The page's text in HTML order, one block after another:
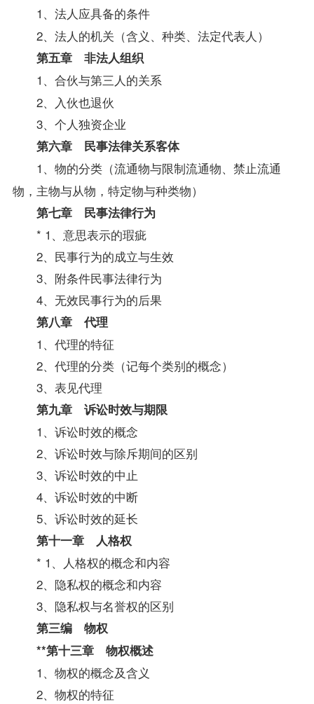
1、法人应具备的条件
2、法人的机关（含义、种类、法定代表人）
第五章 非法人组织
1、合伙与第三人的关系
2、入伙也退伙
3、个人独资企业
第六章 民事法律关系客体
1、物的分类（流通物与限制流通物、禁止流通
物，主物与从物，特定物与种类物）
第七章 民事法律行为
* 1、意思表示的瑕疵
2、民事行为的成立与生效
3、附条件民事法律行为
4、无效民事行为的后果
第八章 代理
1、代理的特征
2、代理的分类（记每个类别的概念）
3、表见代理
第九章 诉讼时效与期限
1、诉讼时效的概念
2、诉讼时效与除斥期间的区别
3、诉讼时效的中止
4、诉讼时效的中断
5、诉讼时效的延长
第十一章 人格权
* 1、人格权的概念和内容
2、隐私权的概念和内容
3、隐私权与名誉权的区别
第三编 物权
**第十三章 物权概述
1、物权的概念及含义
2、物权的特征